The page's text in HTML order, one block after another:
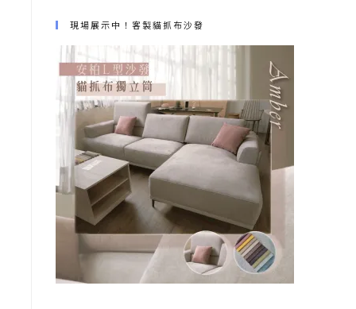
現場展示中！客製貓抓布沙發